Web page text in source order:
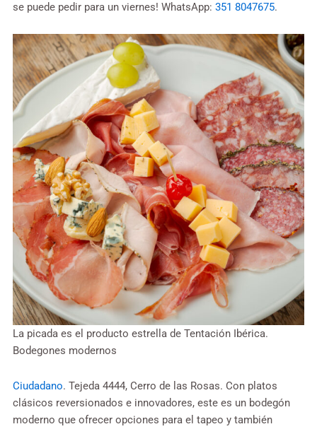
se puede pedir para un viernes! WhatsApp: 351 8047675.
La picada es el producto estrella de Tentación Ibérica.
Bodegones modernos
Ciudadano. Tejeda 4444, Cerro de las Rosas. Con platos
clásicos reversionados e innovadores, este es un bodegón
moderno que ofrecer opciones para el tapeo y también